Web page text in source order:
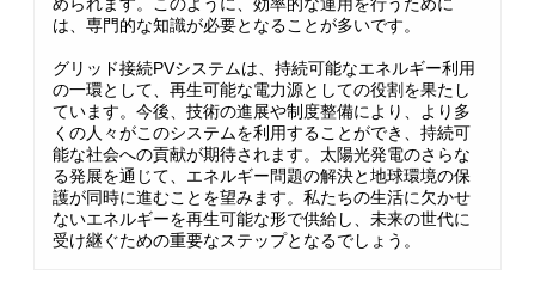
は、専門的な知識が必要となることが多いです。
グリッド接続PVシステムは、持続可能なエネルギー利用
の一環として、再生可能な電力源としての役割を果たし
ています。今後、技術の進展や制度整備により、より多
くの人々がこのシステムを利用することができ、持続可
能な社会への貢献が期待されます。太陽光発電のさらな
る発展を通じて、エネルギー問題の解決と地球環境の保
護が同時に進むことを望みます。私たちの生活に欠かせ
ないエネルギーを再生可能な形で供給し、未来の世代に
受け継ぐための重要なステップとなるでしょう。